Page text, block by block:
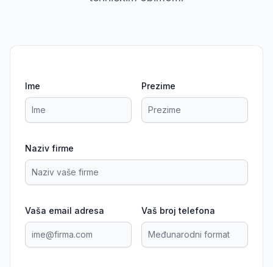
Ime Prezime
Naziv firme
Vaša email adresa Vaš broj telefona